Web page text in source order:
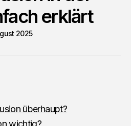
erklärt
2025
überhaupt?
wichtig?